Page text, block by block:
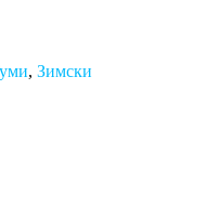
, Зимски